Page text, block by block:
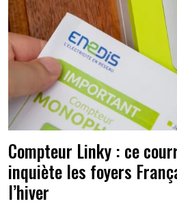
Compteur Linky : ce
inquiète les foyers
l’hiver